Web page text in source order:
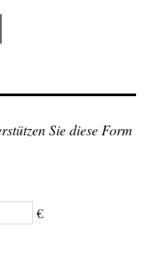
Sie diese Form
€